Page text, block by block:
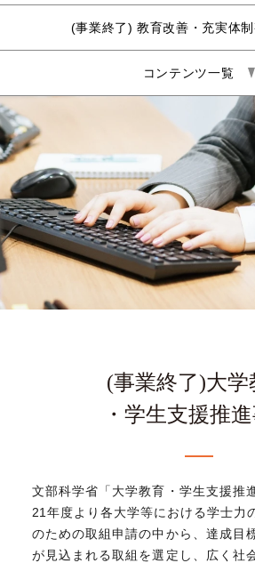
(事業終了) 教育改善・充実体
コンテンツ一覧
(事業終了)大学
・学生支援推
文部科学省「大学教育・学生支援推
21年度より各大学等における学士力
のための取組申請の中から、 達成目
が見込まれる取組を選定し、広く社